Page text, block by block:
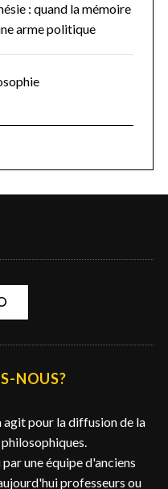
: quand la mémoire
arme politique
NOUS?
pour la diffusion de la
une équipe d'anciens
professeurs ou